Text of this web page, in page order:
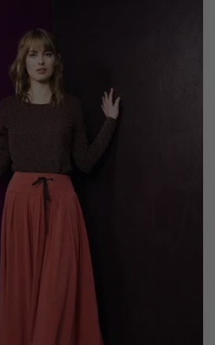
Cookies von externen Medien akzeptiert
diese Inhalte keiner manuellen Einwilligung
Informationen anzeigen
Datenschutzerklärung